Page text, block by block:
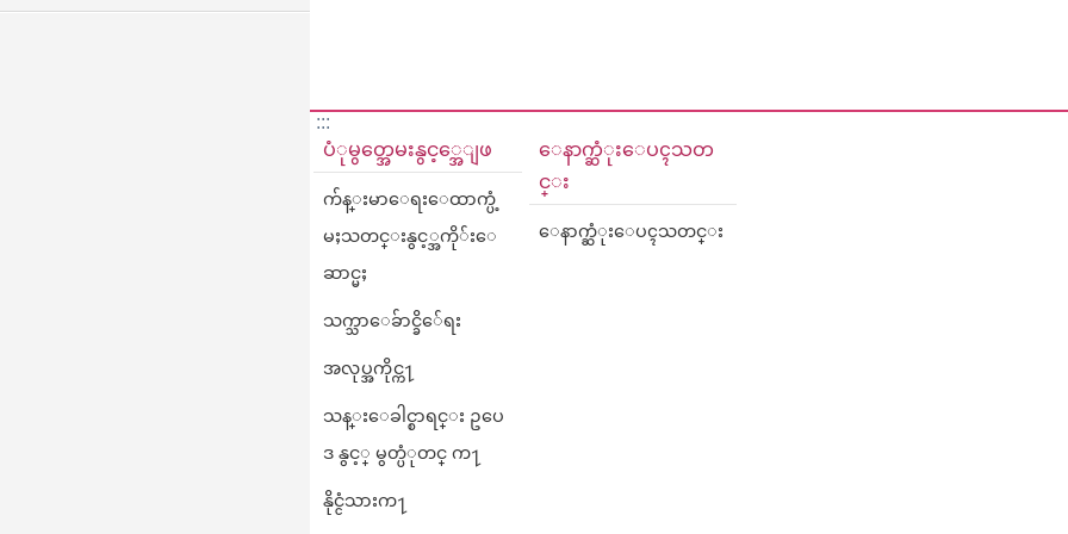
:::
ပံုမွတ္အေမးနွင့္အေျဖ
က်န္းမာေရးေထာက္ပံ့
မႈသတင္းနွင့္အကို်းေ
ဆာင္မႈ
သက္သာေခ်ာင္ခိ်ေရး
အလုပ္အကိုင္က႑
သန္းေခါင္စာရင္း ဥပေ
ဒ နွင့္ မွတ္ပံုတင္ က႑
နိုင္ငံသားက႑
ေနာက္ဆံုးေပၚသတ
င္း
ေနာက္ဆံုးေပၚသတင္း